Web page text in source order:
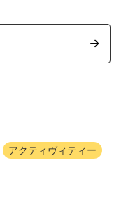
アクティヴィティー